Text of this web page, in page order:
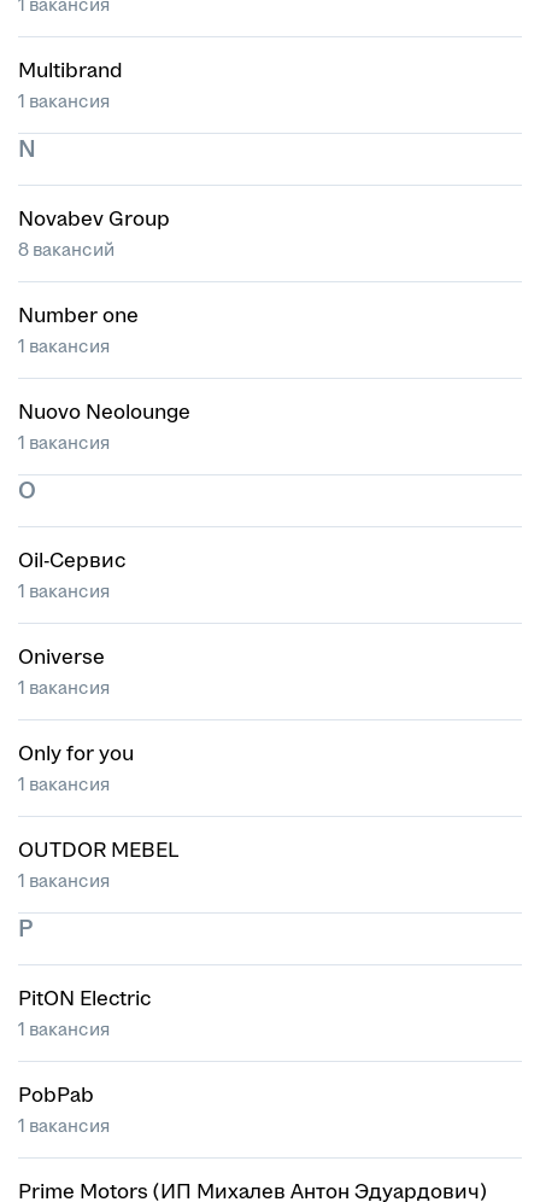
1 вакансия
Multibrand
1 вакансия
N
Novabev Group
8 вакансий
Number one
1 вакансия
Nuovo Neolounge
1 вакансия
O
Oil-Сервис
1 вакансия
Oniverse
1 вакансия
Only for you
1 вакансия
OUTDOR MEBEL
1 вакансия
P
PitON Electric
1 вакансия
PobPab
1 вакансия
Prime Motors (ИП Михалев Антон Эдуардович)